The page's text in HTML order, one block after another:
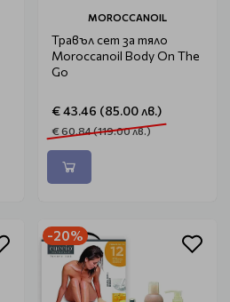
MOROCCANOIL
Травъл сет за тяло
Moroccanoil Body On The
Go
€ 43.46 (85.00 лв.)
€ 60.84 (119.00 лв.)
-20%